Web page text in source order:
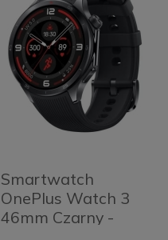
Smartwatch
OnePlus Watch 3
46mm Czarny -